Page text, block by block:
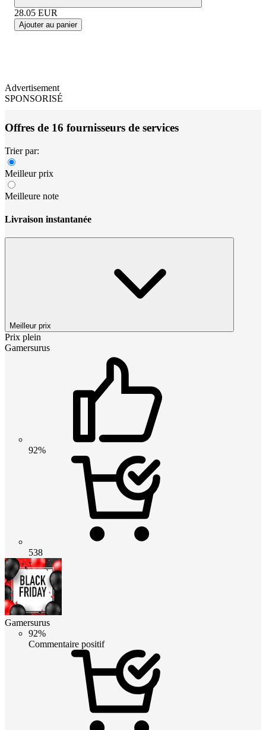
28.05 EUR
Ajouter au panier
Advertisement
SPONSORISÉ
Offres de 16 fournisseurs de services
Trier par:
Meilleur prix
Meilleure note
Livraison instantanée
Meilleur prix
Prix plein
Gamersurus
92%
538
Gamersurus
92%
Commentaire positif